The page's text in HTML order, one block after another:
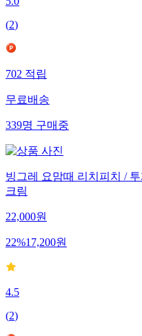
5.0
(2)
702적립
무료배송
339명구매중
빙그레 요맘때 리치피치 /
크림
22,000원
22%17,200원
4.5
(2)